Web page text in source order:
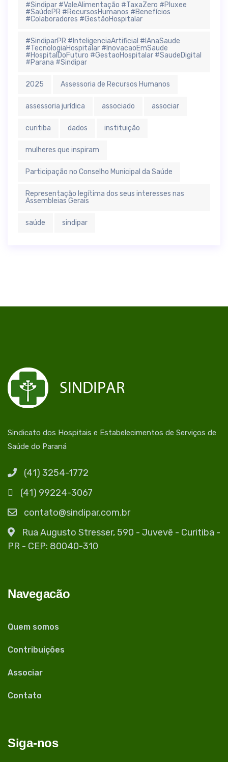
#Sindipar #ValeAlimentação #TaxaZero #Pluxee
#SaúdePR #RecursosHumanos #Benefícios
#Colaboradores #GestãoHospitalar
#SindiparPR #InteligenciaArtificial #IAnaSaude
#TecnologiaHospitalar #InovacaoEmSaude
#HospitalDoFuturo #GestaoHospitalar #SaudeDigital
#Parana #Sindipar
2025 Assessoria de Recursos Humanos
assessoria jurídica associado associar
curitiba dados instituição
mulheres que inspiram
Participação no Conselho Municipal da Saúde
Representação legítima dos seus interesses nas
Assembleias Gerais
saúde sindipar
Sindicato dos Hospitais e Estabelecimentos de Serviços de
Saúde do Paraná
(41) 3254-1772
(41) 99224-3067
contato@sindipar.com.br
Rua Augusto Stresser, 590 - Juvevê - Curitiba -
PR - CEP: 80040-310
Navegacão
Quem somos
Contribuições
Associar
Contato
Siga-nos